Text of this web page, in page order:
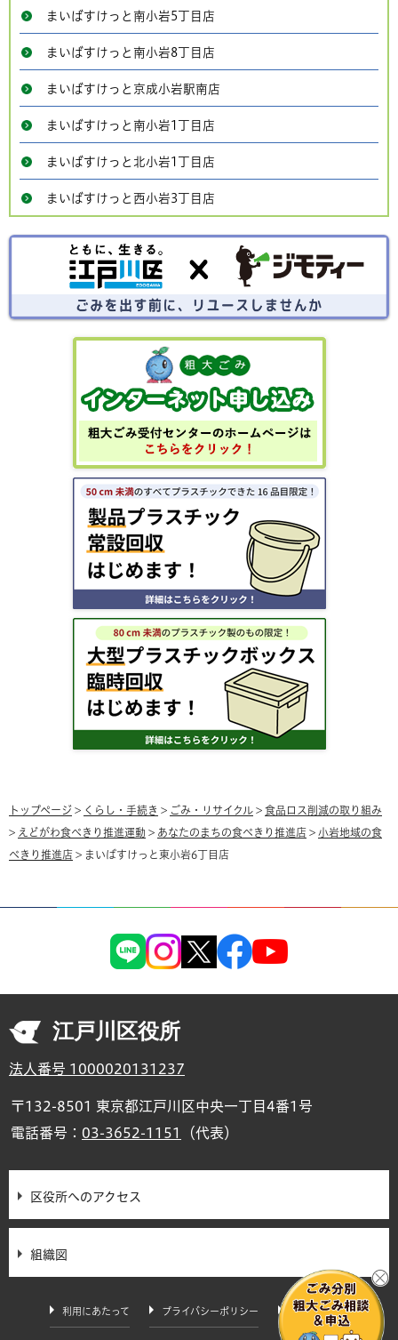
まいばすけっと南小岩5丁目店
まいばすけっと南小岩8丁目店
まいばすけっと京成小岩駅南店
まいばすけっと南小岩1丁目店
まいばすけっと北小岩1丁目店
まいばすけっと西小岩3丁目店
トップページ > くらし・手続き > ごみ・リサイクル > 食品ロス削減の取り組み
> えどがわ食べきり推進運動 > あなたのまちの食べきり推進店 > 小岩地域の食
べきり推進店 > まいばすけっと東小岩6丁目店
江戸川区役所
法人番号 1000020131237
〒132-8501 東京都江戸川区中央一丁目4番1号
電話番号： 03-3652-1151 （代表）
区役所へのアクセス
組織図
利用にあたって プライバシーポリシー サイトマップ